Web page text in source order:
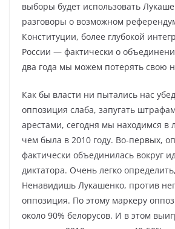
выборы будет использовать
разговоры о возможном
Конституции, более глубокой
России — фактически о
два года мы можем потерять свою
Как бы власти ни пытались нас
оппозиция слаба, запугать
арестами, сегодня мы находимся в
чем была в 2010 году. Во-первых,
фактически объединилась вокруг
диктатора. Очень легко
Ненавидишь Лукашенко, против
оппозиция. По этому маркеру
около 90% белорусов. И в этом